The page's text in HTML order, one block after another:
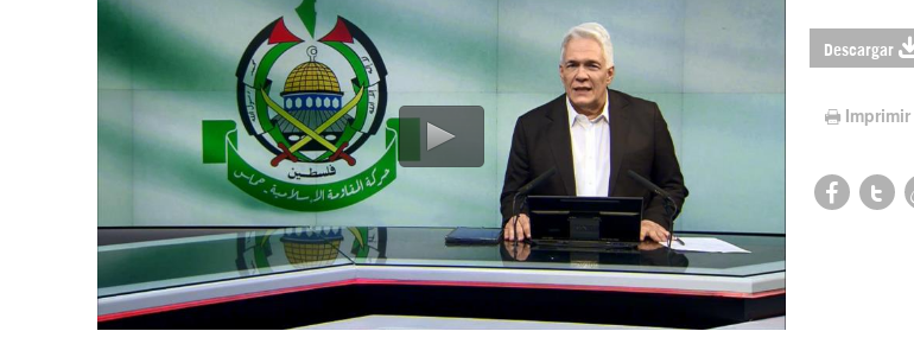
Descargar
Imprimir